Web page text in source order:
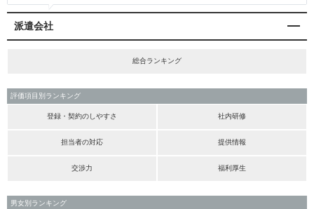
派遣会社
総合ランキング
評価項目別ランキング
登録・契約のしやすさ 社内研修
担当者の対応 提供情報
交渉力 福利厚生
男女別ランキング